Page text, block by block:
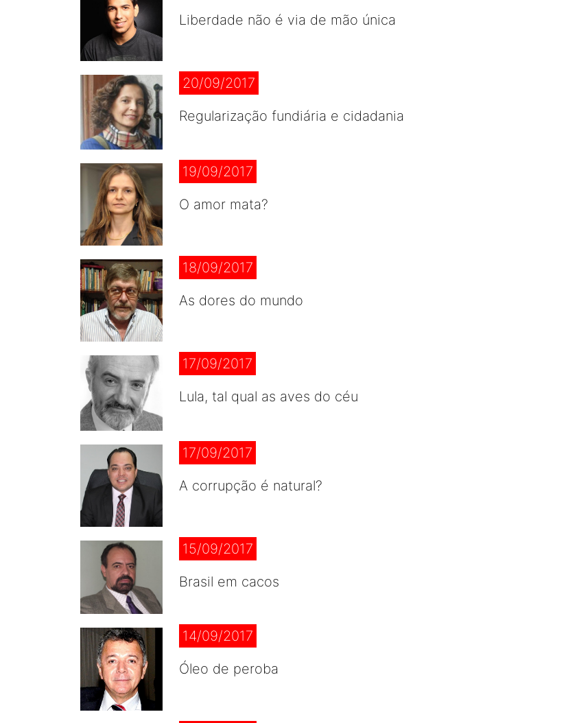
Liberdade não é via de mão única
20/09/2017
Regularização fundiária e cidadania
19/09/2017
O amor mata?
18/09/2017
As dores do mundo
17/09/2017
Lula, tal qual as aves do céu
17/09/2017
A corrupção é natural?
15/09/2017
Brasil em cacos
14/09/2017
Óleo de peroba